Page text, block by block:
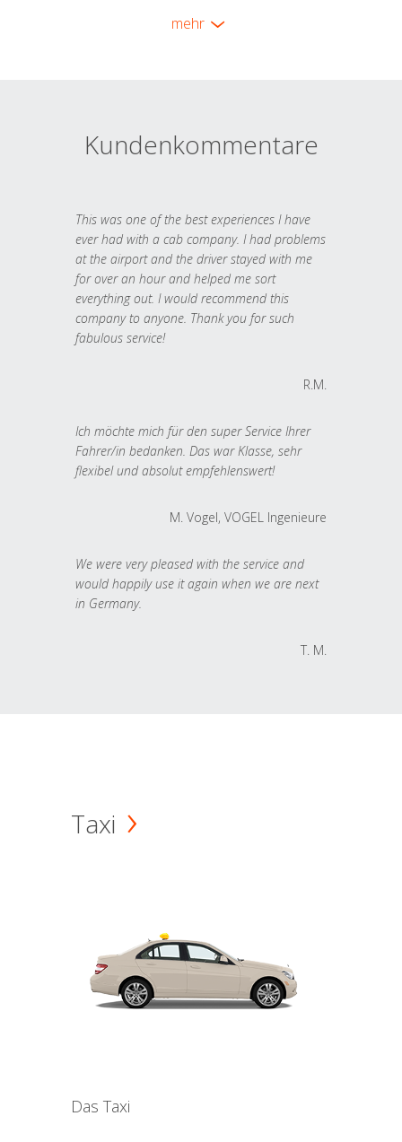
mehr
Kundenkommentare
This was one of the best experiences I have
ever had with a cab company. I had problems
at the airport and the driver stayed with me
for over an hour and helped me sort
everything out. I would recommend this
company to anyone. Thank you for such
fabulous service!
R.M.
Ich möchte mich für den super Service Ihrer
Fahrer/in bedanken. Das war Klasse, sehr
flexibel und absolut empfehlenswert!
M. Vogel, VOGEL Ingenieure
We were very pleased with the service and
would happily use it again when we are next
in Germany.
T. M.
Taxi
Das Taxi